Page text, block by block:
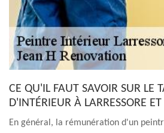
CE QU'IL FAUT SAVOIR SUR LE
D'INTÉRIEUR À LARRESSORE
En général, la rémunération d'un